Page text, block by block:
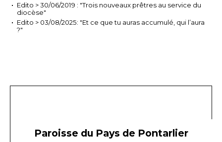
Edito > 30/06/2019 : "Trois nouveaux prêtres au service du
diocèse"
Edito > 03/08/2025: "Et ce que tu auras accumulé, qui l’aura
?"
Paroisse du Pays de Pontarlier